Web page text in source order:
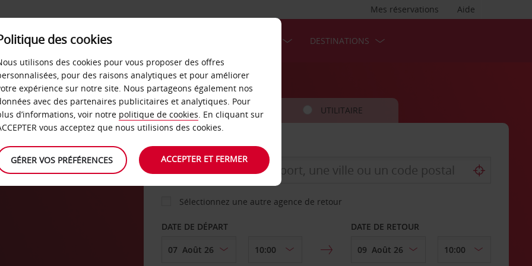
Aide
Mes réservations
LIBRE-SERVICE DESTINATIONS
VOITURE UTILITAIRE
AGENCE DE DÉPART
Sélectionnez une autre agence de retour
DATE DE DÉPART DATE DE RETOUR
des cookies
utilisons des cookies pour vous proposer des offres
pour des raisons analytiques et pour améliorer
expérience sur notre site. Nous partageons également nos
avec des partenaires publicitaires et analytiques. Pour
d’informations, voir notre politique de cookies. En cliquant sur
vous acceptez que nous utilisions des cookies.
GÉRER VOS PRÉFÉRENCES ACCEPTER ET FERMER